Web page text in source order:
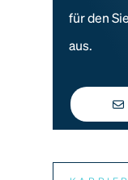
für den
aus.